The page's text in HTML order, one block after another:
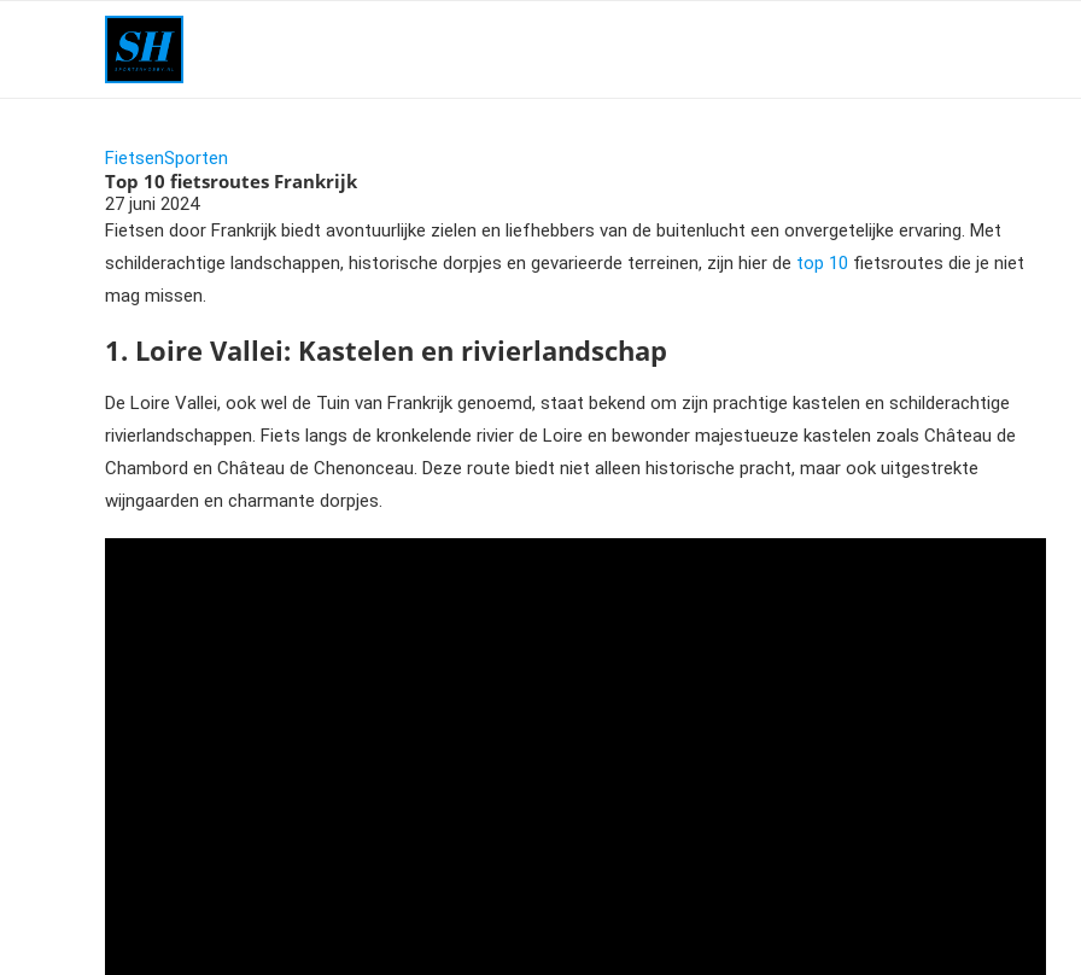
FietsenSporten
Top 10 fietsroutes Frankrijk
27 juni 2024
Fietsen door Frankrijk biedt avontuurlijke zielen en liefhebbers van de buitenlucht een onvergetelijke ervaring. Met
schilderachtige landschappen, historische dorpjes en gevarieerde terreinen, zijn hier de top 10 fietsroutes die je niet
mag missen.
1. Loire Vallei: Kastelen en rivierlandschap
De Loire Vallei, ook wel de Tuin van Frankrijk genoemd, staat bekend om zijn prachtige kastelen en schilderachtige
rivierlandschappen. Fiets langs de kronkelende rivier de Loire en bewonder majestueuze kastelen zoals Château de
Chambord en Château de Chenonceau. Deze route biedt niet alleen historische pracht, maar ook uitgestrekte
wijngaarden en charmante dorpjes.